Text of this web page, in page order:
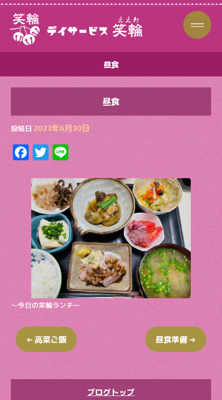
昼食
昼食
投稿日 2023年6月30日
F
ac
e
b
o
o
k
T
w
itt
er
Li
n
e
〜今日の笑輪ランチ〜
←高菜ご飯 昼食準備 →
ブログトップ